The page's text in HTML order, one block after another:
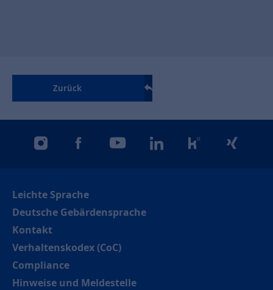
Zurück
instagramfacebookyoutubelinkedinkununuxing
Leichte Sprache
Deutsche Gebärdensprache
Kontakt
Verhaltenskodex (CoC)
Compliance
Hinweise und Meldestelle